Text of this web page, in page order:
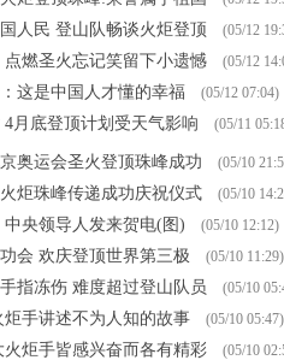
人民 登山队畅谈火炬登顶 (05/12
燃圣火忘记笑留下小遗憾 (05/12
这是中国人才懂的幸福 (05/12 07:04)
月底登顶计划受天气影响 (05/11
奥运会圣火登顶珠峰成功 (05/10
炬珠峰传递成功庆祝仪式 (05/10
央领导人发来贺电(图) (05/10 12:12)
会 欢庆登顶世界第三极 (05/10 11:29)
指冻伤 难度超过登山队员 (05/10
手讲述不为人知的故事 (05/10 05:47)
炬手皆感兴奋而各有精彩 (05/10